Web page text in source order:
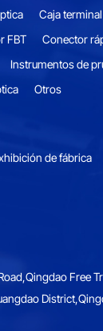
Caja
FBT
Conector
Instrumentos de
Otros
de fábrica
Free